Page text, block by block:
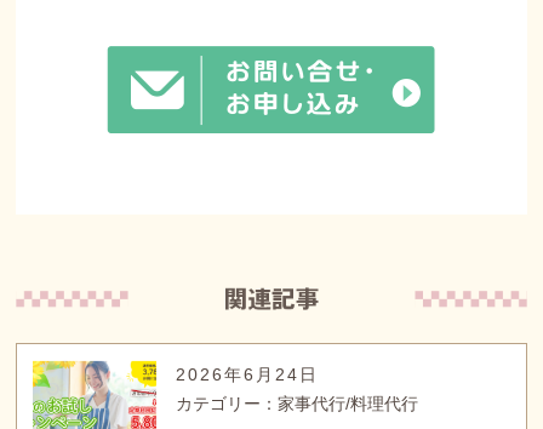
2026年6月24日
カテゴリー：家事代行/料理代行